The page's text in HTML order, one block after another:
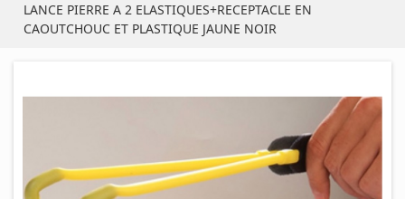
LANCE PIERRE A 2 ELASTIQUES+RECEPTACLE EN
CAOUTCHOUC ET PLASTIQUE JAUNE NOIR